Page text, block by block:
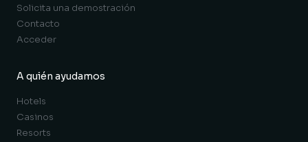
Solicita una demostración
Contacto
Acceder
A quién ayudamos
Hotels
Casinos
Resorts